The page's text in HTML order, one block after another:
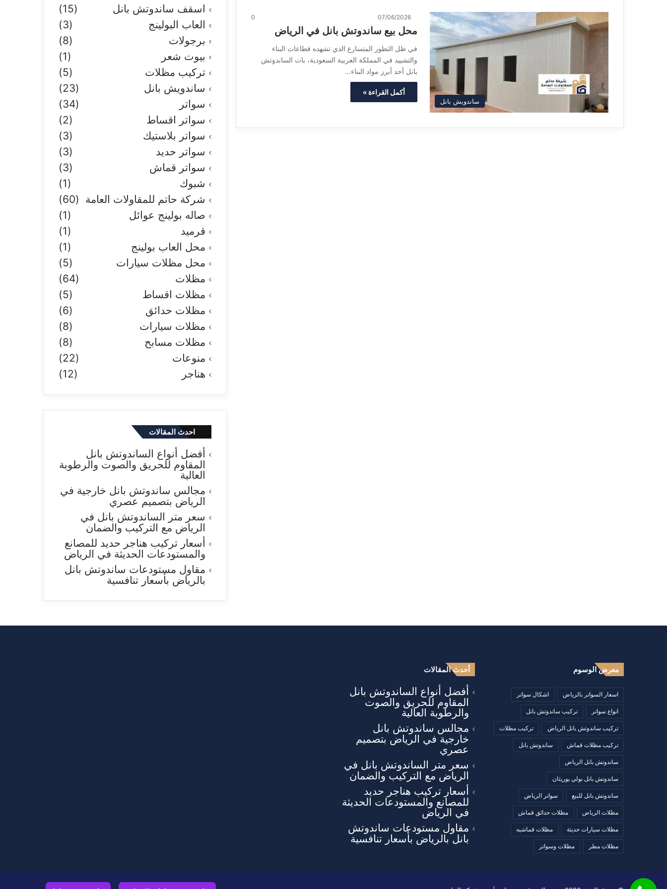
ساندويش بانل
07/06/2026
0
محل بيع ساندوتش بانل في الرياض
في ظل التطور المتسارع الذي تشهده قطاعات البناء
والتشييد في المملكة العربية السعودية، بات الساندوتش
بانل أحد أبرز مواد البناء…
أكمل القراءة »
اسقف ساندوتش بانل
(15)
العاب البولينج
(3)
برجولات
(8)
بيوت شعر
(1)
تركيب مظلات
(5)
ساندويش بانل
(23)
سواتر
(34)
سواتر اقساط
(2)
سواتر بلاستيك
(3)
سواتر حديد
(3)
سواتر قماش
(3)
شبوك
(1)
شركة حاتم للمقاولات العامة (60)
صاله بولينج عوائل
(1)
قرميد
(1)
محل العاب بولينج
(1)
محل مظلات سيارات
(5)
مظلات
(64)
مظلات اقساط
(5)
مظلات حدائق
(6)
مظلات سيارات
(8)
مظلات مسابح
(8)
منوعات
(22)
هناجر
(12)
احدث المقالات
أفضل أنواع الساندوتش بانل
المقاوم للحريق والصوت والرطوبة
العالية
مجالس ساندوتش بانل خارجية في
الرياض بتصميم عصري
سعر متر الساندوتش بانل في
الرياض مع التركيب والضمان
أسعار تركيب هناجر حديد للمصانع
والمستودعات الحديثة في الرياض
مقاول مستودعات ساندوتش بانل
بالرياض بأسعار تنافسية
معرض الوسوم
اسعار السواتر بالرياض اشكال سواتر
انواع سواتر تركيب ساندوتش بانل
تركيب ساندوتش بانل الرياض تركيب مظلات
تركيب مظلات قماش ساندوتش بانل
ساندوتش بانل الرياض
ساندوتش بانل بولي يوريثان
ساندوتش بانل للبيع سواتر الرياض
مظلات الرياض مظلات حدائق قماش
مظلات سيارات حديثة مظلات قماشيه
مظلات مطر مظلات وسواتر
أحدث المقالات
أفضل أنواع الساندوتش بانل
المقاوم للحريق والصوت
والرطوبة العالية
مجالس ساندوتش بانل
خارجية في الرياض بتصميم
عصري
سعر متر الساندوتش بانل في
الرياض مع التركيب والضمان
أسعار تركيب هناجر حديد
للمصانع والمستودعات الحديثة
في الرياض
مقاول مستودعات ساندوتش
بانل بالرياض بأسعار تنافسية